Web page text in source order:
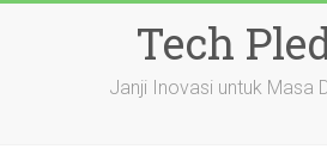
Tech
Janji Inovasi untuk Masa